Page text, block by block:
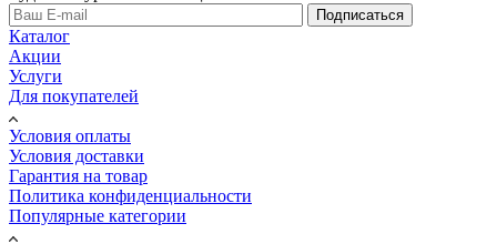
Подписаться
Каталог
Акции
Услуги
Для покупателей
Условия оплаты
Условия доставки
Гарантия на товар
Политика конфиденциальности
Популярные категории